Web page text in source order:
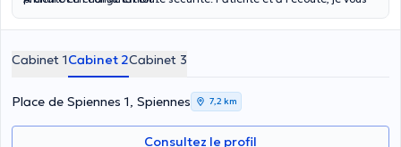
musculosquelettiques et nerveuses périphériques. Je suis joignable
Cabinet 1Cabinet 2Cabinet 3
Place de Spiennes 1, Spiennes 7,2 km
Consultez le profil